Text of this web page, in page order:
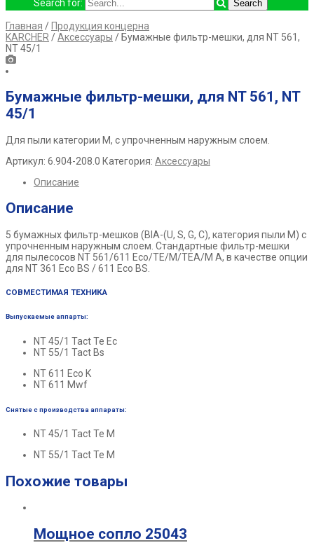
Search for:
Главная / Продукция концерна
KARCHER /Аксессуары / Бумажные фильтр-мешки, для NT 561,
NT 45/1
Бумажные фильтр-мешки, для NT 561, NT
45/1
Для пыли категории M, с упрочненным наружным слоем.
Артикул: 6.904-208.0 Категория: Аксессуары
Описание
Описание
5 бумажных фильтр-мешков (BIA-(U, S, G, C), категория пыли M) с
упрочненным наружным слоем. Стандартные фильтр-мешки
для пылесосов NT 561/611 Eco/TE/M/TEA/M A, в качестве опции
для NT 361 Eco BS / 611 Eco BS.
СОВМЕСТИМАЯ ТЕХНИКА
Выпускаемые аппарты:
NT 45/1 TactTe Ec
NT 55/1 Tact Bs
NT 611 Eco K
NT 611 Mwf
Снятые с производства аппараты:
NT 45/1 TactTe M
NT 55/1 TactTe M
Похожие товары
Мощное сопло 25043